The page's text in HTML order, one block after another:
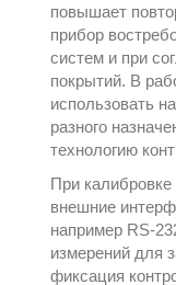
повышает
прибор
систем и при
покрытий. В
использовать
разного
технологию
При калибровке
внешние
например RS-
измерений для
фиксация